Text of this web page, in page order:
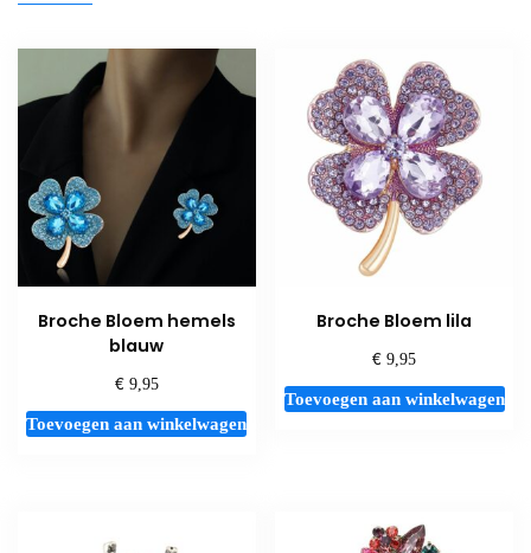
Broche Bloem hemels
blauw
€9,95
Toevoegen aan winkelwagen
Broche Bloem lila
€ 9,95
Toevoegen aan winkelwagen